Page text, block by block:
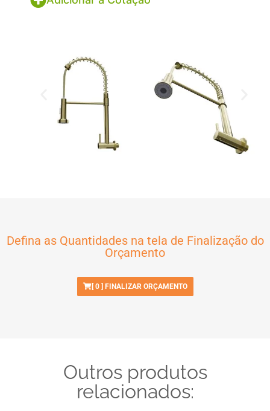
Defina as Quantidades na tela de Finalização do
Orçamento
[ 0] FINALIZAR ORÇAMENTO
Outros produtos
relacionados: